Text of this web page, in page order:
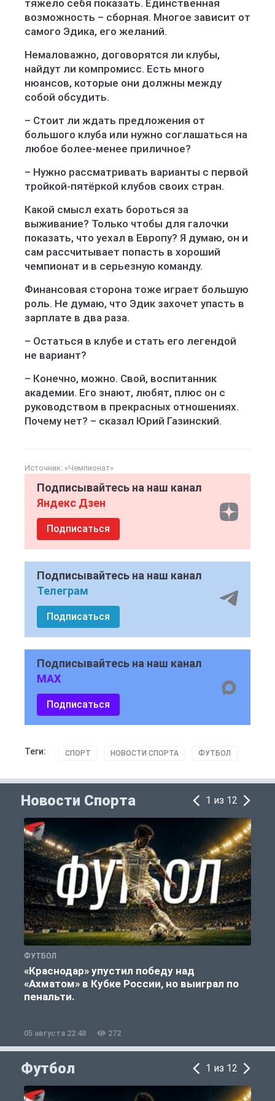
тяжело себя показать. Единственная
возможность – сборная. Многое зависит от
самого Эдика, его желаний.
Немаловажно, договорятся ли клубы,
найдут ли компромисс. Есть много
нюансов, которые они должны между
собой обсудить.
– Стоит ли ждать предложения от
большого клуба или нужно соглашаться на
любое более-менее приличное?
– Нужно рассматривать варианты с первой
тройкой-пятёркой клубов своих стран.
Какой смысл ехать бороться за
выживание? Только чтобы для галочки
показать, что уехал в Европу? Я думаю, он и
сам рассчитывает попасть в хороший
чемпионат и в серьезную команду.
Финансовая сторона тоже играет большую
роль. Не думаю, что Эдик захочет упасть в
зарплате в два раза.
– Остаться в клубе и стать его легендой
не вариант?
– Конечно, можно. Свой, воспитанник
академии. Его знают, любят, плюс он с
руководством в прекрасных отношениях.
Почему нет? – сказал Юрий Газинский.
Источник: «Чемпионат»
Подписывайтесь на наш канал
Яндекс Дзен
Подписаться
Подписывайтесь на наш канал
Телеграм
Подписаться
Подписывайтесь на наш канал
MAX
Подписаться
Теги: СПОРТ НОВОСТИ СПОРТА ФУТБОЛ
Новости Спорта 1 из 12
ФУТБОЛ
«Краснодар» упустил победу над
«Ахматом» в Кубке России, но выиграл по
пенальти.
05 августа 22:48 272
Футбол 1 из 12